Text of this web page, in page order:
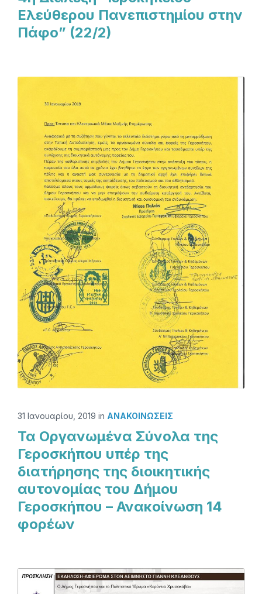
Ελεύθερου Πανεπιστημίου στην
Πάφο” (22/2)
31 Ιανουαρίου, 2019 in ΑΝΑΚΟΙΝΏΣΕΙΣ
Τα Οργανωμένα Σύνολα της
Γεροσκήπου υπέρ της
διατήρησης της διοικητικής
αυτονομίας του Δήμου
Γεροσκήπου – Ανακοίνωση 14
φορέων